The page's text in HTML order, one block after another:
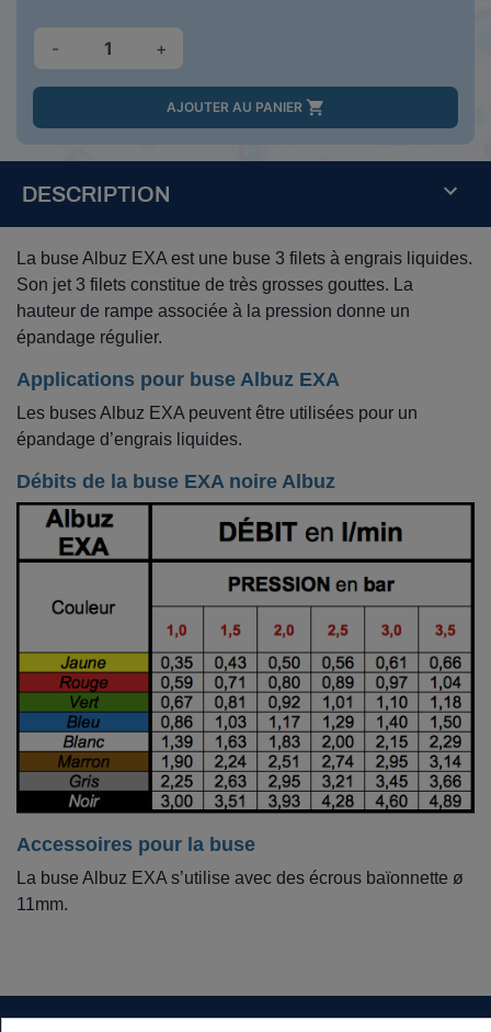
- +
AJOUTER AU PANIER 
DESCRIPTION
La buse Albuz EXA est une buse 3 filets à engrais liquides.
Son jet 3 filets constitue de très grosses gouttes. La
hauteur de rampe associée à la pression donne un
épandage régulier.
Applications pour buse Albuz EXA
Les buses Albuz EXA peuvent être utilisées pour un
épandage d’engrais liquides.
Débits de la buse EXA noire Albuz
Accessoires pour la buse
La buse Albuz EXA s’utilise avec des écrous baïonnette ø
11mm.